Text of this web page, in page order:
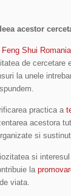
acestor
Shui Romania
de cercetare
la unele
practica a
acestora
si
si
la
viata.